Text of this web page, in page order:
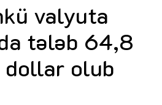
valyuta
tələb 64,8
dollar olub